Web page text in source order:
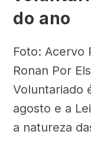
do ano
Foto: Acervo
Ronan Por
Voluntariado
agosto e a
a natureza